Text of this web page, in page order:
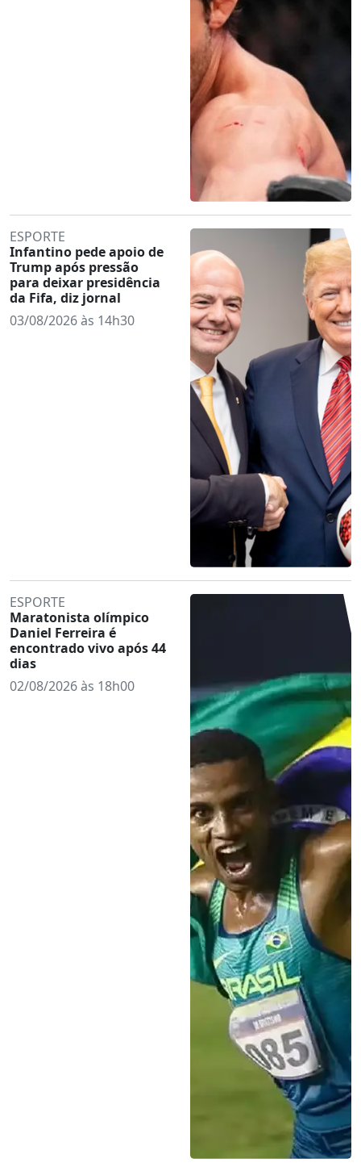
ESPORTE
Infantino pede apoio de
Trump após pressão
para deixar presidência
da Fifa, diz jornal
03/08/2026 às 14h30
ESPORTE
Maratonista olímpico
Daniel Ferreira é
encontrado vivo após 44
dias
02/08/2026 às 18h00